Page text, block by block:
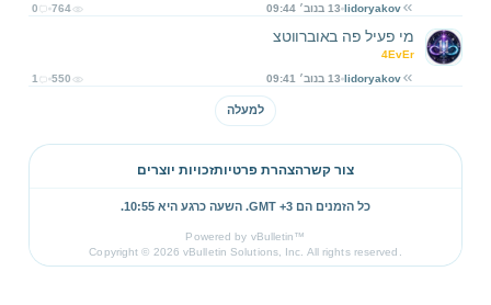
lidoryakov 13 בנוב׳ 09:44 0 764
מי פעיל פה באוברווטצ
4EvEr
lidoryakov 13 בנוב׳ 09:41 1 550
למעלה
צור קשרהצהרת פרטיותזכויות יוצרים
כל הזמנים הם GMT +3. השעה כרגע היא 10:55
.
Powered by vBulletin™
Copyright © 2026 vBulletin Solutions, Inc. All rights reserved.